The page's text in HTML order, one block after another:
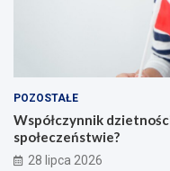
POZOSTAŁE
Współczynnik
społeczeństwie?
28 lipca 2026